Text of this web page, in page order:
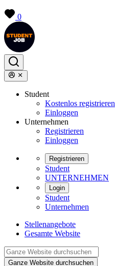
0
Student
Kostenlos registrieren
Einloggen
Unternehmen
Registrieren
Einloggen
Registrieren
Student
UNTERNEHMEN
Login
Student
Unternehmen
Stellenangebote
Gesamte Website